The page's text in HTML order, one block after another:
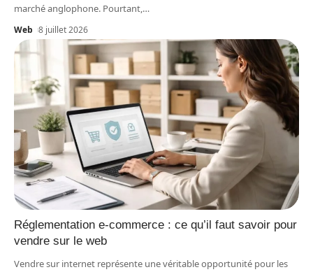
marché anglophone. Pourtant, …
Web 8 juillet 2026
Réglementation e-commerce : ce qu’il faut savoir pour
vendre sur le web
Vendre sur internet représente une véritable opportunité pour les